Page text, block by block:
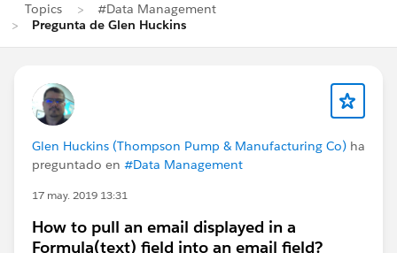
Topics
#Data Management
Pregunta de Glen Huckins
Glen Huckins (Thompson Pump & Manufacturing Co) ha
preguntado en #Data Management
17 may. 2019 13:31
How to pull an email displayed in a
Formula(text) field into an email field?